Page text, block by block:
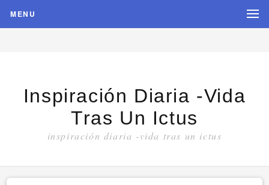
MENU
Inspiración Diaria -vida
Tras Un Ictus
inspiración diaria -vida tras un ictus